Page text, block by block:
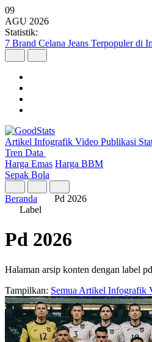
09
AGU 2026
Statistik:
7 Brand Celana Jeans Terpopuler di
Artikel Infografik Video Publikasi
Tren Data
Harga Emas Harga BBM
Sepak Bola
Beranda
Pd 2026
Label
Pd 2026
Halaman arsip konten dengan label
Tampilkan: Semua Artikel Infografik